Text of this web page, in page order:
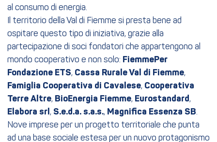
al consumo di energia.
Il territorio della Val di Fiemme si presta bene ad
ospitare questo tipo di iniziativa, grazie alla
partecipazione di soci fondatori che appartengono al
mondo cooperativo e non solo: FiemmePer
Fondazione ETS, Cassa Rurale Val di Fiemme,
Famiglia Cooperativa di Cavalese, Cooperativa
Terre Altre, BioEnergia Fiemme, Eurostandard,
Elabora srl , S.e.d.a. s.a.s., Magnifica Essenza SB.
Nove imprese per un progetto territoriale che punta
ad una base sociale estesa per un nuovo protagonismo